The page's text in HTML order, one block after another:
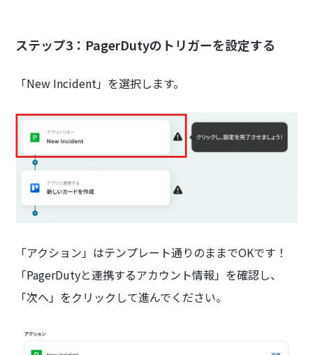
ステップ3：PagerDutyのトリガーを設定する
「New Incident」を選択します。
「アクション」はテンプレート通りのままでOKです！
「PagerDutyと連携するアカウント情報」を確認し、
「次へ」をクリックして進んでください。